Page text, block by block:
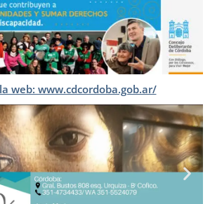
web: www.cdcordoba.gob.ar/